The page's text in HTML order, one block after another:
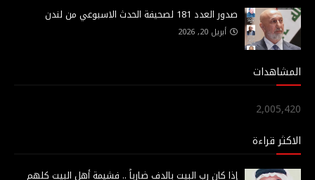
صدور العدد 181 لصحيفة الحدث الاسبوعي من لندن
أبريل 20, 2026
المشاهدات
2,005,420
الاكثر قراءة
إذا كان رب البيت بالدف ضارباً .. فشيمة أهل البيت كلهم